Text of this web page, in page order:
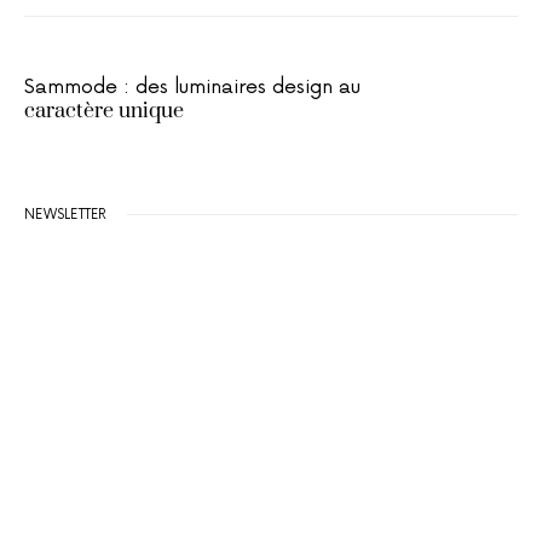
Sammode : des luminaires design au
caractère unique
NEWSLETTER